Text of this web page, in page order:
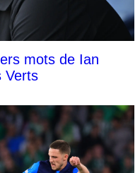
mots de Ian
Verts